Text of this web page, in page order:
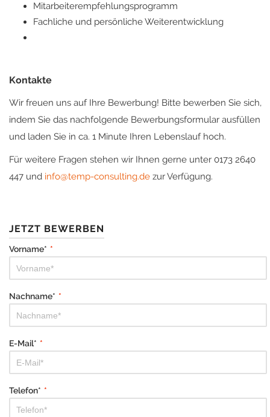
Mitarbeiterempfehlungsprogramm
Fachliche und persönliche Weiterentwicklung
Kontakte
Wir freuen uns auf Ihre Bewerbung! Bitte bewerben Sie sich,
indem Sie das nachfolgende Bewerbungsformular ausfüllen
und laden Sie in ca. 1 Minute Ihren Lebenslauf hoch.
Für weitere Fragen stehen wir Ihnen gerne unter 0173 2640
447 und info@temp-consulting.de zur Verfügung.
JETZT BEWERBEN
Vorname* *
Nachname* *
E-Mail* *
Telefon* *